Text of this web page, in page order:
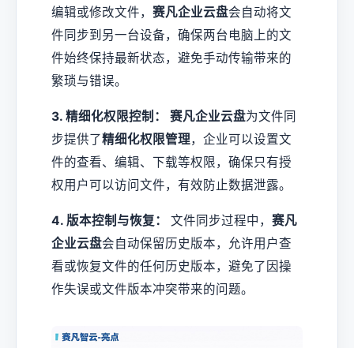
编辑或修改文件， 赛凡企业云盘会自动将文
件同步到另一台设备，确保两台电脑上的文
件始终保持最新状态，避免手动传输带来的
繁琐与错误。
3. 精细化权限控制： 赛凡企业云盘为文件同
步提供了精细化权限管理，企业可以设置文
件的查看、编辑、下载等权限，确保只有授
权用户可以访问文件，有效防止数据泄露。
4. 版本控制与恢复： 文件同步过程中， 赛凡
企业云盘会自动保留历史版本，允许用户查
看或恢复文件的任何历史版本，避免了因操
作失误或文件版本冲突带来的问题。